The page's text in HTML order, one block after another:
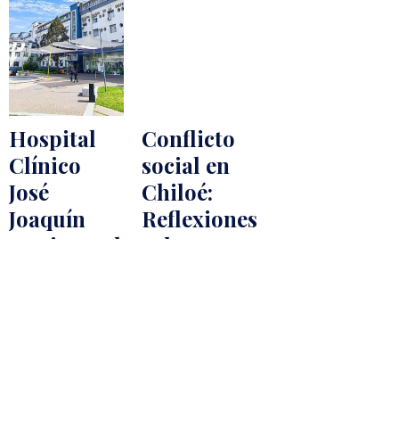
Hospital
Clínico
José
Joaquín
Aguirre: El
Conflicto
social en
Chiloé:
Reflexiones
sobre una